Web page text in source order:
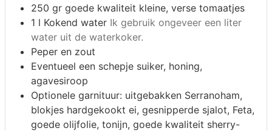
250 gr goede kwaliteit kleine, verse tomaatjes
1 l Kokend water Ik gebruik ongeveer een liter
water uit de waterkoker.
Peper en zout
Eventueel een schepje suiker, honing,
agavesiroop
Optionele garnituur: uitgebakken Serranoham,
blokjes hardgekookt ei, gesnipperde sjalot, Feta,
goede olijfolie, tonijn, goede kwaliteit sherry-